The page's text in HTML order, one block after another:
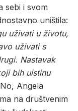
sebi i svom
uništila:
uživati u životu,
uživati s
Nastavak
bih uistinu
Angela
na društvenim